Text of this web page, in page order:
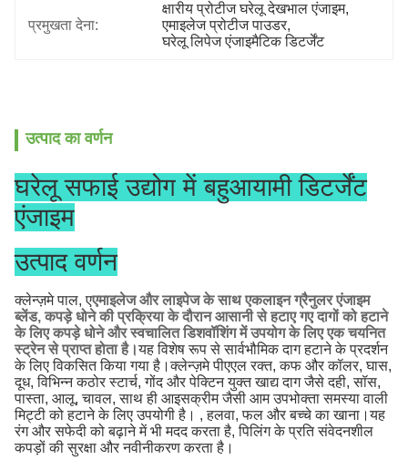
प्रमुखता देना:
क्षारीय प्रोटीज घरेलू देखभाल एंजाइम,
एमाइलेज प्रोटीज पाउडर,
घरेलू लिपेज एंजाइमैटिक डिटर्जेंट
उत्पाद का वर्णन
घरेलू सफाई उद्योग में बहुआयामी डिटर्जेंट
एंजाइम
उत्पाद वर्णन
क्लेन्ज़मे पाल, एएमाइलेज और लाइपेज के साथ एकलाइन ग्रैनुलर एंजाइम
ब्लेंड, कपड़े धोने की प्रक्रिया के दौरान आसानी से हटाए गए दागों को हटाने
के लिए कपड़े धोने और स्वचालित डिशवॉशिंग में उपयोग के लिए एक चयनित
स्ट्रेन से प्राप्त होता है।यह विशेष रूप से सार्वभौमिक दाग हटाने के प्रदर्शन
के लिए विकसित किया गया है।क्लेन्ज़मे पीएएल रक्त, कफ और कॉलर, घास,
दूध, विभिन्न कठोर स्टार्च, गोंद और पेक्टिन युक्त खाद्य दाग जैसे दही, सॉस,
पास्ता, आलू, चावल, साथ ही आइसक्रीम जैसी आम उपभोक्ता समस्या वाली
मिट्टी को हटाने के लिए उपयोगी है। , हलवा, फल और बच्चे का खाना।यह
रंग और सफेदी को बढ़ाने में भी मदद करता है, पिलिंग के प्रति संवेदनशील
कपड़ों की सुरक्षा और नवीनीकरण करता है।